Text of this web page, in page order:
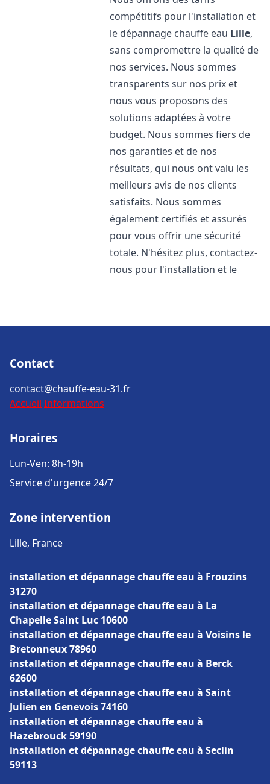
compétitifs pour l'installation et
le dépannage chauffe eau Lille,
sans compromettre la qualité de
nos services. Nous sommes
transparents sur nos prix et
nous vous proposons des
solutions adaptées à votre
budget. Nous sommes fiers de
nos garanties et de nos
résultats, qui nous ont valu les
meilleurs avis de nos clients
satisfaits. Nous sommes
également certifiés et assurés
pour vous offrir une sécurité
totale. N'hésitez plus, contactez-
nous pour l'installation et le
Contact
contact@chauffe-eau-31.fr
Accueil Informations
Horaires
Lun-Ven: 8h-19h
Service d'urgence 24/7
Zone intervention
Lille, France
installation et dépannage chauffe eau à Frouzins
31270
installation et dépannage chauffe eau à La
Chapelle Saint Luc 10600
installation et dépannage chauffe eau à Voisins le
Bretonneux 78960
installation et dépannage chauffe eau à Berck
62600
installation et dépannage chauffe eau à Saint
Julien en Genevois 74160
installation et dépannage chauffe eau à
Hazebrouck 59190
installation et dépannage chauffe eau à Seclin
59113